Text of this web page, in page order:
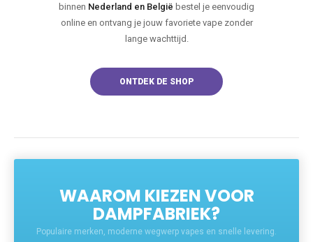
binnen Nederland en België bestel je eenvoudig
online en ontvang je jouw favoriete vape zonder
lange wachttijd.
ONTDEK DE SHOP
WAAROM KIEZEN VOOR
DAMPFABRIEK?
Populaire merken, moderne wegwerp vapes en snelle levering.